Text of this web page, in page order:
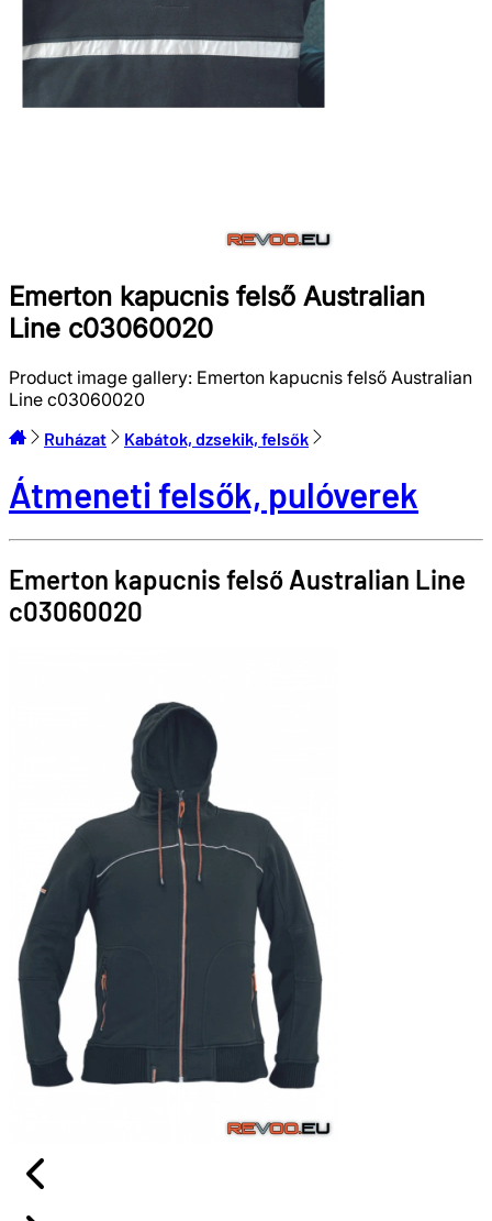
Emerton kapucnis felső Australian
Line c03060020
Product image gallery: Emerton kapucnis felső Australian
Line c03060020
Ruházat Kabátok, dzsekik, felsők
Átmeneti felsők, pulóverek
Emerton kapucnis felső Australian Line
c03060020